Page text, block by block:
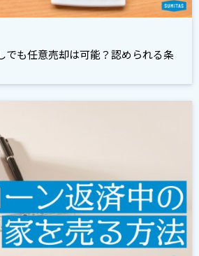
でも任意売却は可能？認められる条